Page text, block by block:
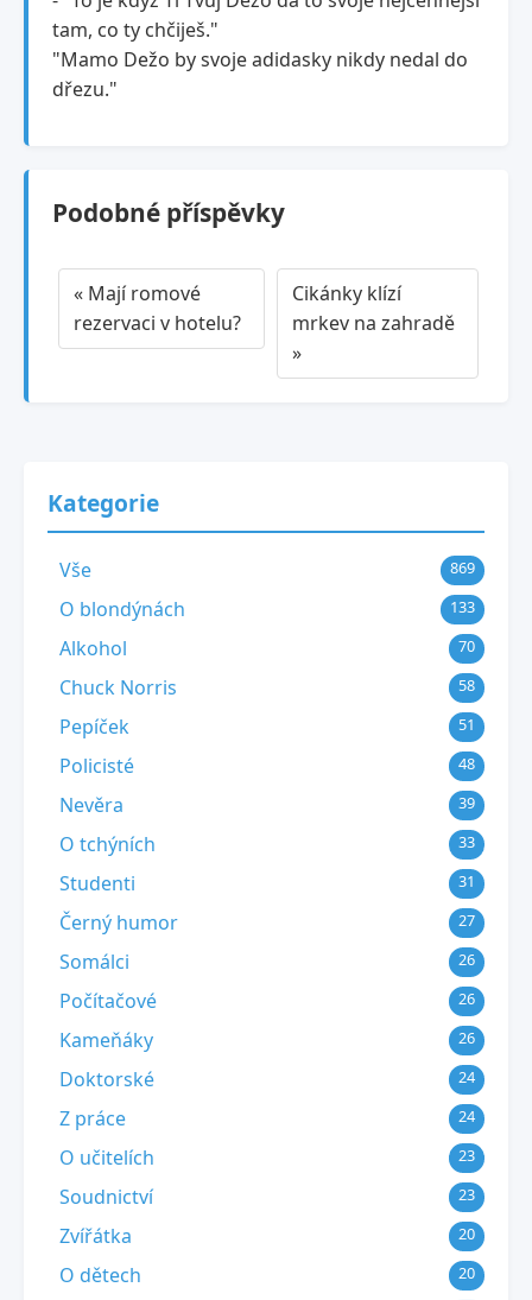
tam, co ty chčiješ."
"Mamo Dežo by svoje adidasky nikdy nedal do
dřezu."
Podobné příspěvky
« Mají romové
rezervaci v hotelu?
Cikánky klízí
mrkev na zahradě
»
Kategorie
Vše 869
O blondýnách 133
Alkohol 70
Chuck Norris 58
Pepíček 51
Policisté 48
Nevěra 39
O tchýních 33
Studenti 31
Černý humor 27
Somálci 26
Počítačové 26
Kameňáky 26
Doktorské 24
Z práce 24
O učitelích 23
Soudnictví 23
Zvířátka 20
O dětech 20